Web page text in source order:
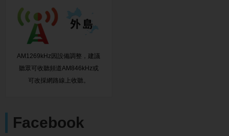
AM1269kHz因設備調整，建議
聽眾可收聽頻道AM846kHz或
可改採網路線上收聽。
Facebook